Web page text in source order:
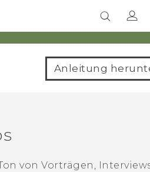
Anleitung
von Vorträgen,